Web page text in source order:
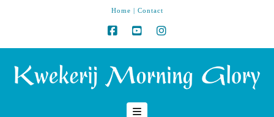
Home | Contact
Navigation